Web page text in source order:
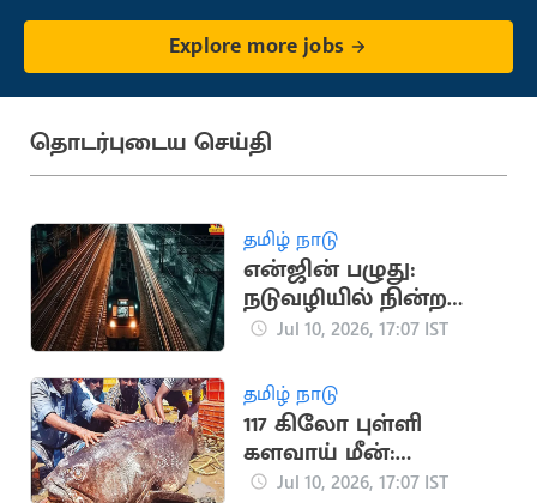
Explore more jobs
தொடர்புடைய செய்தி
தமிழ் நாடு
என்ஜின் பழுது:
நடுவழியில் நின்ற
ராமேஸ்வரம்
Jul 10, 2026, 17:07 IST
தமிழ் நாடு
117 கிலோ புள்ளி
களவாய் மீன்:
மீனவர்களுக்கு
Jul 10, 2026, 17:07 IST